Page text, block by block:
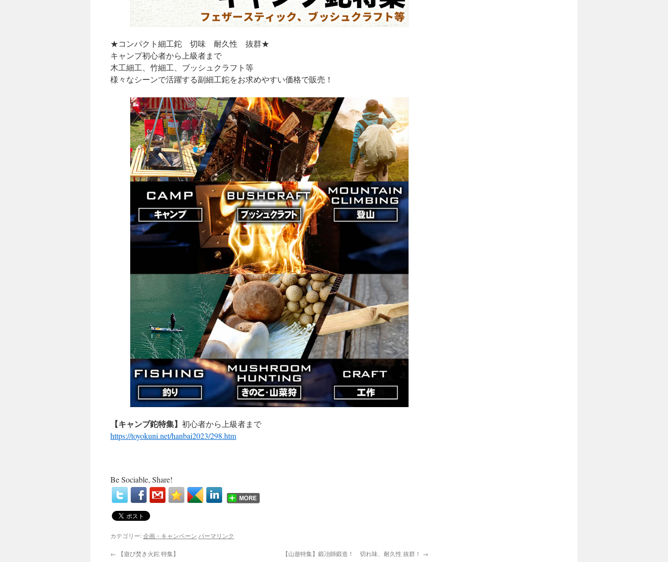
★コンパクト細工鉈 切味 耐久性 抜群★
キャンプ初心者から上級者まで
木工細工、竹細工、ブッシュクラフト等
様々なシーンで活躍する副細工鉈をお求めやすい価格で販売！
【キャンプ鉈特集】 初心者から上級者まで
https://toyokuni.net/hanbai2023/298.htm
Be Sociable, Share!
カテゴリー:企画・キャンペーン パーマリンク
← 【遊び焚き火鉈 特集】 【山遊特集】鍛冶師鍛造！ 切れ味、耐久性 抜群！ →